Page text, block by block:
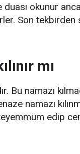
okunur
Son
mı
Bu namazı
namazı
edip